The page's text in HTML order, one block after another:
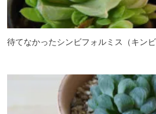
待てなかったシンビフォルミス（キン